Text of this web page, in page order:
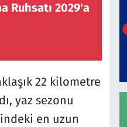
Ruhsatı 2029'a
22 kilometre
yaz sezonu
en uzun